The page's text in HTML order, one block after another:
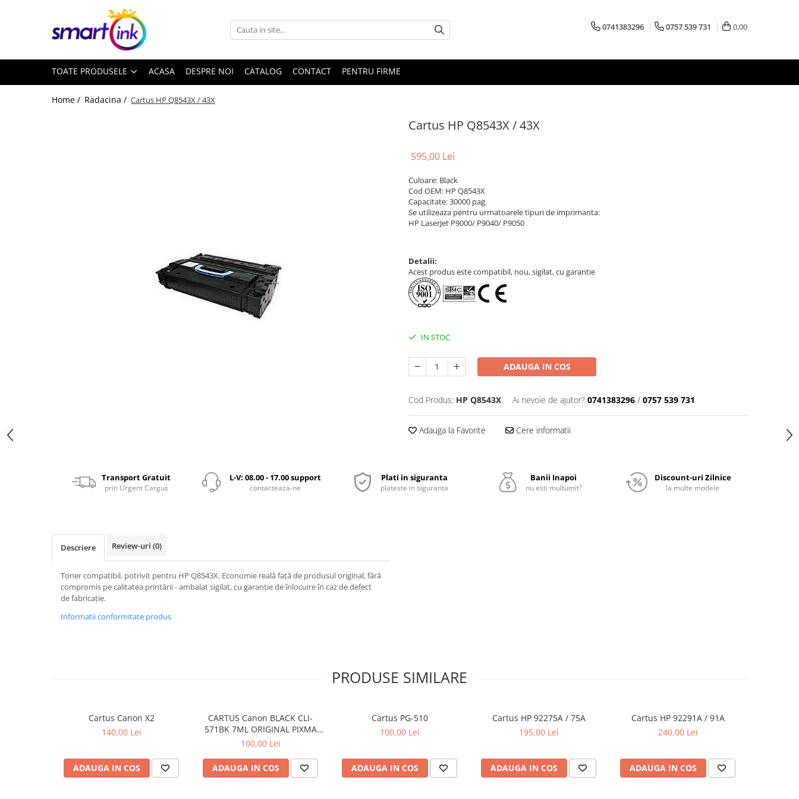
Toate Produsele
Pentru firme
0741383296 0757 539 731 0,00
TOATE PRODUSELE ACASA DESPRE NOI CATALOG CONTACT PENTRU FIRME
Home / Radacina / Cartus HP Q8543X / 43X
Cartus HP Q8543X / 43X
595,00 Lei
Culoare: Black
Cod OEM: HP Q8543X
Capacitate: 30000 pag.
Se utilizeaza pentru urmatoarele tipuri de imprimanta:
HP LaserJet P9000/ P9040/ P9050
Detalii:
Acest produs este compatibil, nou, sigilat, cu garantie
IN STOC
ADAUGA IN COS
Cod Produs: HP Q8543X Ai nevoie de ajutor? 0741383296 / 0757 539 731
Adauga la Favorite Cere informatii
Transport Gratuit
prin Urgent Cargus
L-V: 08.00 - 17.00 support
contacteaza-ne
Plati in siguranta
plateste in siguranta
Banii Inapoi
nu esti multumit?
Discount-uri Zilnice
la multe modele
Descriere Review-uri (0)
Toner compatibil, potrivit pentru HP Q8543X. Economie reală față de produsul original, fără
compromis pe calitatea printării - ambalat sigilat, cu garanție de înlocuire în caz de defect
de fabricație.
Informatii conformitate produs
PRODUSE SIMILARE
Cartus Canon X2
140,00 Lei
ADAUGA IN COS
CARTUS Canon BLACK CLI-
571BK 7ML ORIGINAL PIXMA
MG6850
100,00 Lei
ADAUGA IN COS
Cartus PG-510
100,00 Lei
ADAUGA IN COS
Cartus HP 92275A / 75A
195,00 Lei
ADAUGA IN COS
Cartus HP 92291A / 91A
240,00 Lei
ADAUGA IN COS